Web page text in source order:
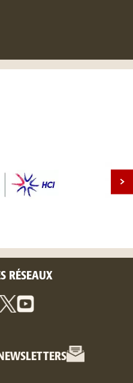
RÉSEAUX